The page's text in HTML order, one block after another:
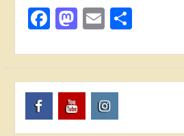
Facebook
Mastodon
Email